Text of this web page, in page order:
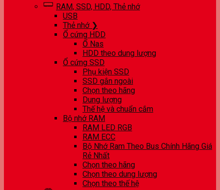
RAM, SSD, HDD, Thẻ nhớ
USB
Thẻ nhớ ❯
Ổ cứng HDD
Ổ Nas
HDD theo dung lượng
Ổ cứng SSD
Phụ kiện SSD
SSD gắn ngoài
Chọn theo hãng
Dung lượng
Thế hệ và chuẩn cắm
Bộ nhớ RAM
RAM LED RGB
RAM ECC
Bộ Nhớ Ram Theo Bus Chính Hãng Giá
Rẻ Nhất
Chọn theo hãng
Chọn theo dung lượng
Chọn theo thế hệ